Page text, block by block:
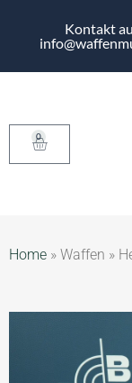
Kontakt
0
Home » Waffen »